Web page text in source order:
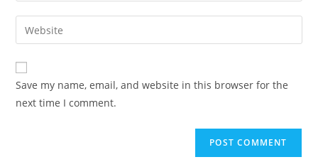
comment
email
address
comment
Enter
your
website
URL
(optional)
Save my name, email, and website in this browser for the
next time I comment.